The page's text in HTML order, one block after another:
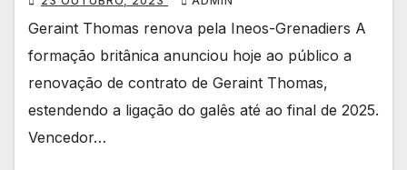
Geraint Thomas renova pela Ineos-Grenadiers A
formação britânica anunciou hoje ao público a
renovação de contrato de Geraint Thomas,
estendendo a ligação do galês até ao final de 2025.
Vencedor…